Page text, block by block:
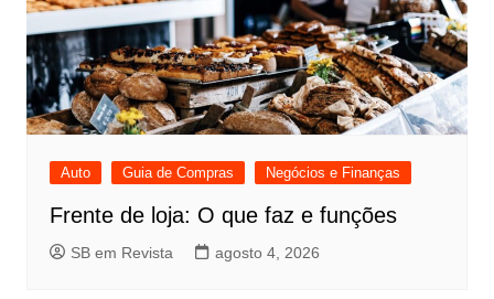
Auto Guia de Compras Negócios e Finanças
Frente de loja: O que faz e funções
SB em Revista agosto 4, 2026